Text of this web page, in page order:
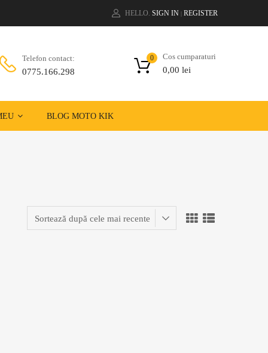
HELLO. SIGN IN | REGISTER
Telefon contact:
0775.166.298
Cos cumparaturi
0,00 lei
0
BLOG MOTO KIK